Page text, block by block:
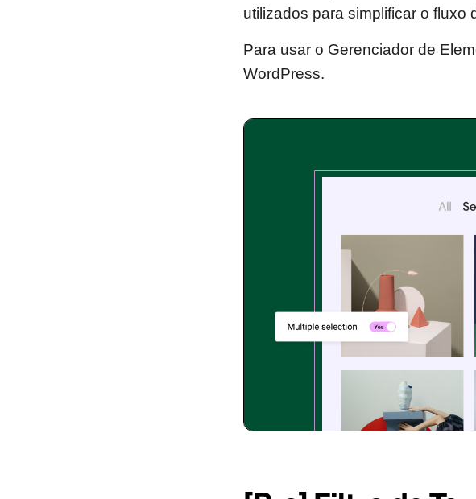
utilizados para simplificar o fluxo
Para usar o Gerenciador de
WordPress.